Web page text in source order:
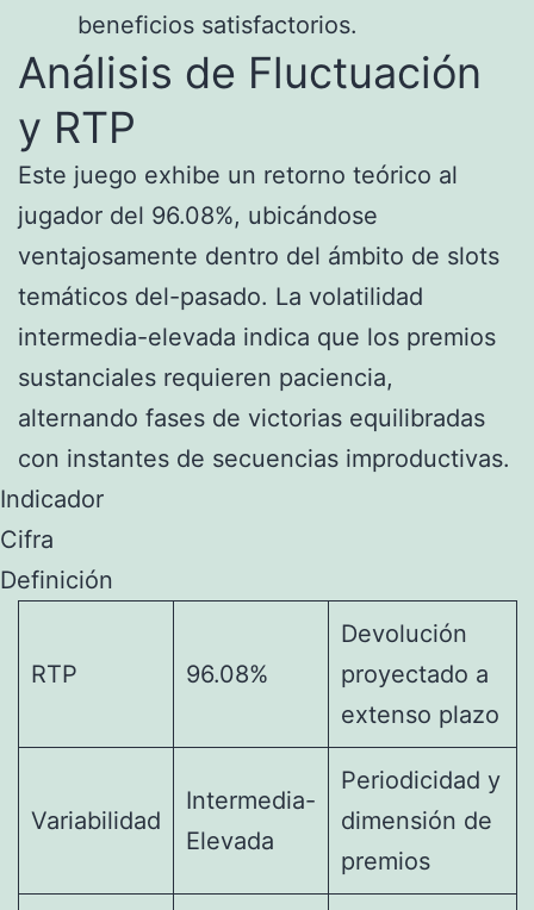
beneficios satisfactorios.
Análisis de Fluctuación
y RTP
Este juego exhibe un retorno teórico al
jugador del 96.08%, ubicándose
ventajosamente dentro del ámbito de slots
temáticos del-pasado. La volatilidad
intermedia-elevada indica que los premios
sustanciales requieren paciencia,
alternando fases de victorias equilibradas
con instantes de secuencias improductivas.
Indicador
Cifra
Definición
RTP 96.08%
Devolución
proyectado a
extenso plazo
Variabilidad
Intermedia-
Elevada
Periodicidad y
dimensión de
premios